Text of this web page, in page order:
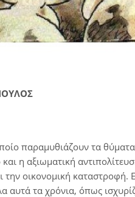
παραμυθιάζουν τα
η αξιωματική
οικονομική καταστροφή.
τα χρόνια, όπως